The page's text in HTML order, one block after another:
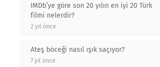
IMDb’ye göre son 20 yılın en iyi 20 Türk
filmi nelerdir?
2 yıl önce
Ateş böceği nasıl ışık saçıyor?
7 yıl önce